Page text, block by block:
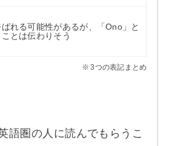
ばれる可能性があるが、「Ono」と
とは伝わりそう
3つの表記まとめ
語圏の人に読んでもらうこ